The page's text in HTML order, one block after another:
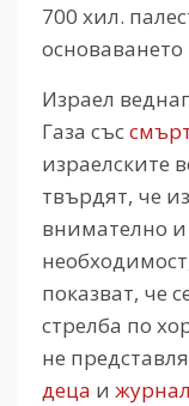
700 хил.
основаването
Израел
Газа със
израелските
твърдят, че
внимателно
показват, че
стрелба по
не
деца и